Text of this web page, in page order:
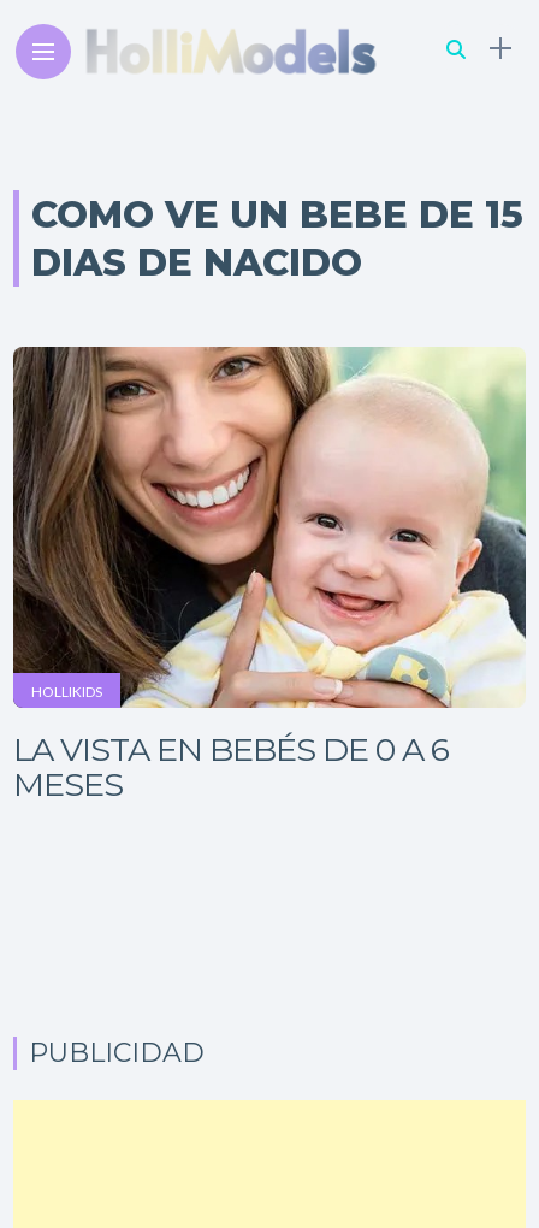
COMO VE UN BEBE DE 15
DIAS DE NACIDO
HOLLIKIDS
LA VISTA EN BEBÉS DE 0 A 6
MESES
PUBLICIDAD